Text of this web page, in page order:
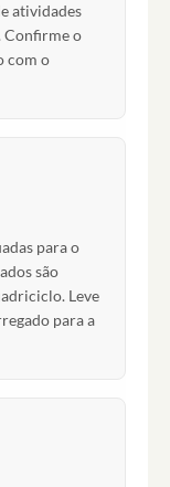
atividades
Confirme o
com o
para o
são
Leve
para a